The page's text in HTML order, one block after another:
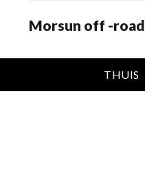
Morsun off -road
THUIS